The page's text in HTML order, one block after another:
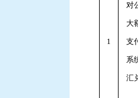
1
对
大
支
系
汇